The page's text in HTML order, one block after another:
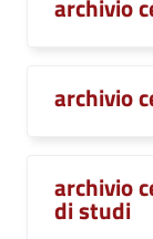
archivio
archivio
archivio
di studi